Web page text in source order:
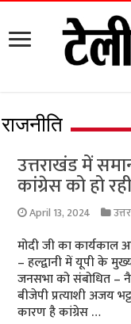
राजनीति
उत्तराखंड में
कांग्रेस को हो
April 13, 2024
मोदी जी का कार्यकाल
– हल्द्वानी में यूपी के
जनसभा को संबोधित –
बीजेपी प्रत्याशी अजय
कारण है कांग्रेस …